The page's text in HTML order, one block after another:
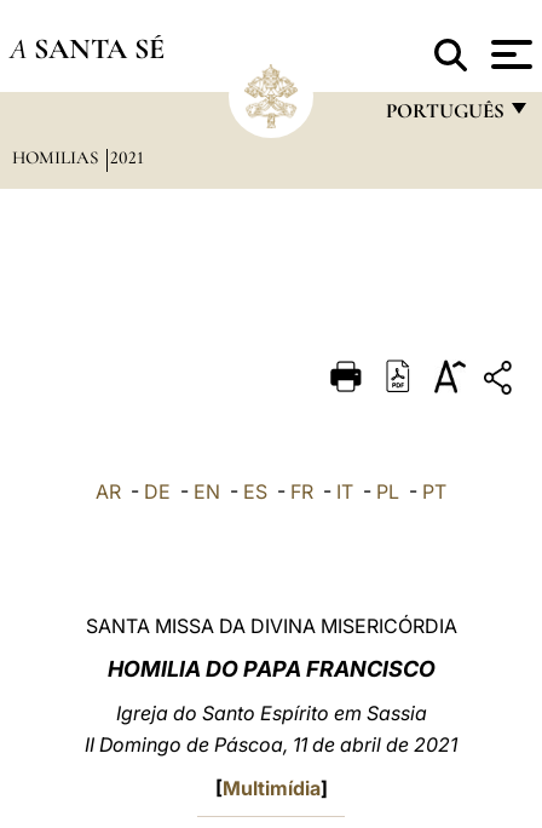
A SANTA SÉ
PORTUGUÊS
DEUTSCH
العربيّة
HOMILIAS 2021
AR - DE - EN - ES - FR - IT - PL - PT
SANTA MISSA DA DIVINA MISERICÓRDIA
HOMILIA DO PAPA FRANCISCO
Igreja do Santo Espírito em Sassia
II Domingo de Páscoa, 11 de abril de 2021
[Multimídia]